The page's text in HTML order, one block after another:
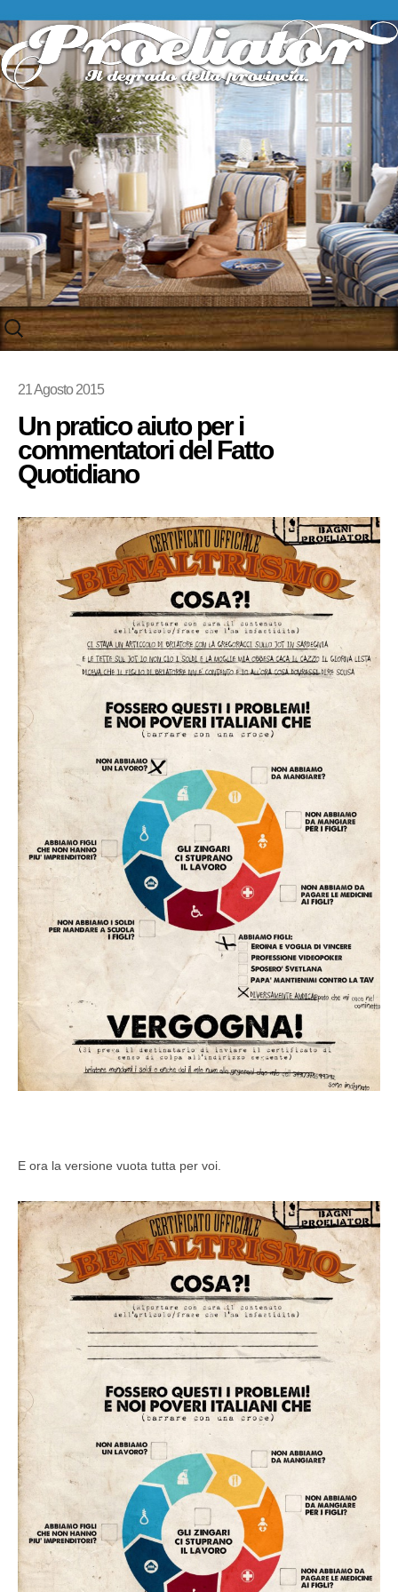
Skip
to
content
21 Agosto 2015
Un pratico aiuto per i
commentatori del Fatto
Quotidiano
E ora la versione vuota tutta per voi.